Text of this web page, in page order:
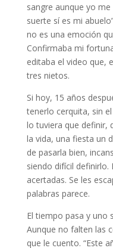
sangre aunque yo
suerte sí es mi
no es una emoción
Confirmaba mi
editaba el video que,
tres nietos.
Si hoy, 15 años
tenerlo cerquita, sin
lo tuviera que definir,
la vida, una fiesta un
de pasarla bien,
siendo difícil definirlo.
acertadas. Se les
palabras parece.
El tiempo pasa y uno
Aunque no falten las
que le cuento. “Este